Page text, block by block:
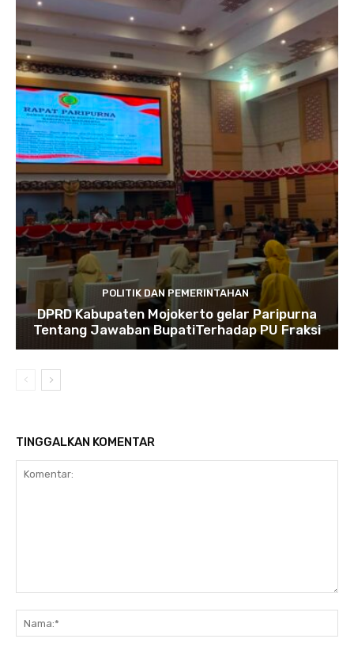
POLITIK DAN PEMERINTAHAN
DPRD Kabupaten Mojokerto gelar Paripurna
Tentang Jawaban BupatiTerhadap PU Fraksi
TINGGALKAN KOMENTAR